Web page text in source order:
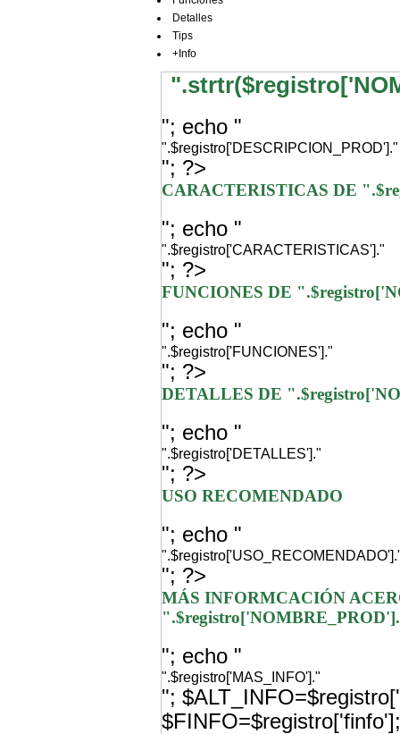
Detalles
Tips
+Info
"; echo "
".$registro['DESCRIPCION_PROD']."
"; ?>
CARACTERISTICAS DE
"; echo "
".$registro['CARACTERISTICAS']."
"; ?>
FUNCIONES DE
"; echo "
".$registro['FUNCIONES']."
"; ?>
DETALLES DE
"; echo "
".$registro['DETALLES']."
"; ?>
USO RECOMENDADO
"; echo "
"; ?>
MÁS INFORMCACIÓN
"; echo "
".$registro['MAS_INFO']."
";